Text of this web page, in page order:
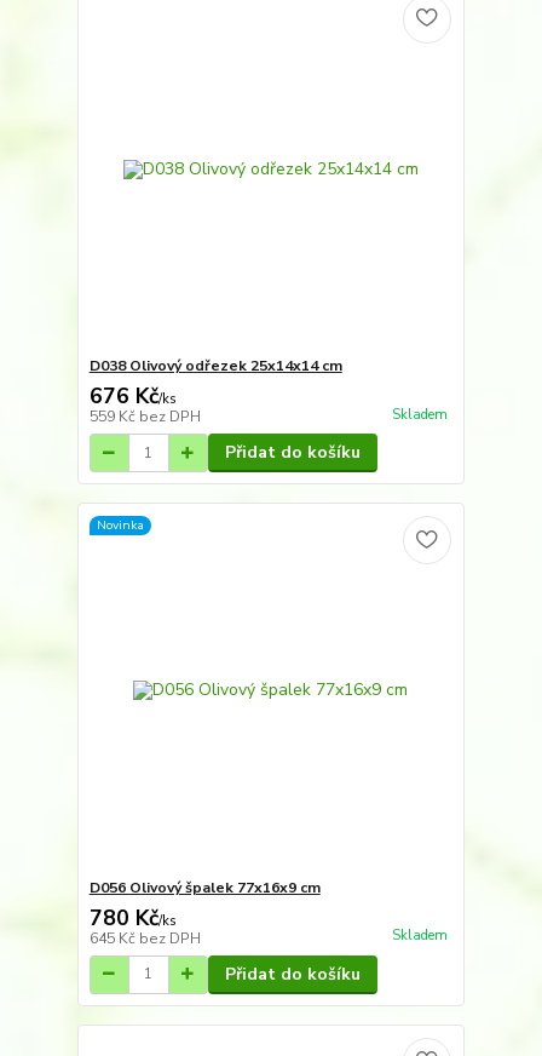
D038 Olivový odřezek 25x14x14 cm
676 Kč/ks
559 Kč bez DPH Skladem
Přidat do košíku
Novinka
D056 Olivový špalek 77x16x9 cm
780 Kč/ks
645 Kč bez DPH Skladem
Přidat do košíku